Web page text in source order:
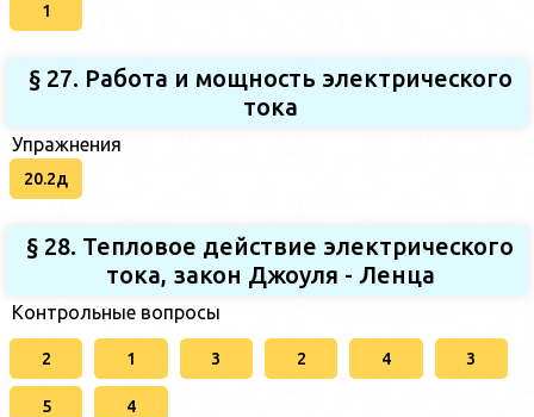
1
§ 27. Работа и мощность электрического
тока
Упражнения
20.2д
§ 28. Тепловое действие электрического
тока, закон Джоуля - Ленца
Контрольные вопросы
2 1 3 2 4 3
5 4